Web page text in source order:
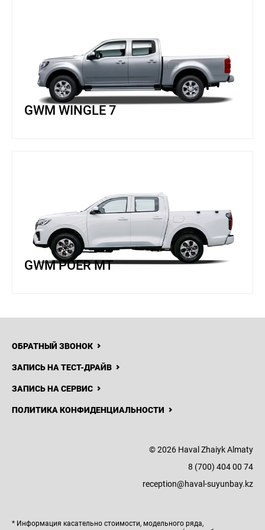
GWM WINGLE 7
GWM POER MT
ОБРАТНЫЙ ЗВОНОК
ЗАПИСЬ НА ТЕСТ-ДРАЙВ
ЗАПИСЬ НА СЕРВИС
ПОЛИТИКА КОНФИДЕНЦИАЛЬНОСТИ
© 2026 Haval Zhaiyk Almaty
8 (700) 404 00 74
reception@haval-suyunbay.kz
* Информация касательно стоимости, модельного ряда,